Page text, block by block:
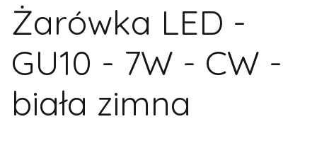
Żarówka LED -
GU10 - 7W - CW -
biała zimna